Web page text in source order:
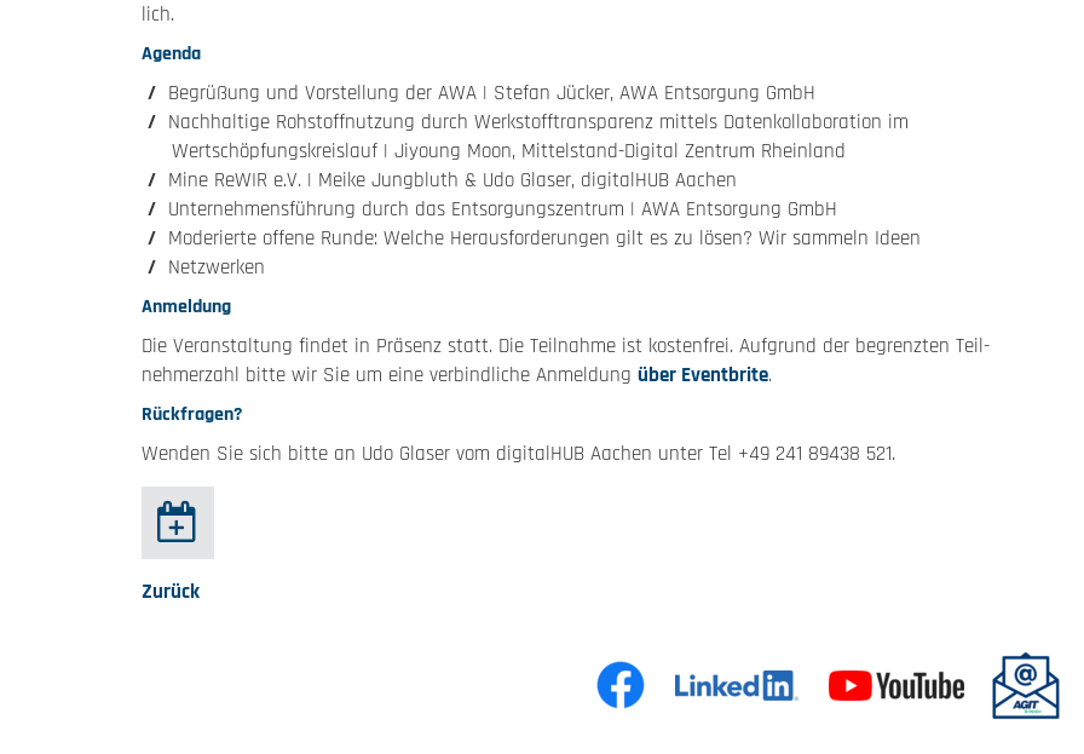
lich.
Agenda
Begrüßung und Vorstellung der AWA | Stefan Jücker, AWA Entsorgung GmbH
Nachhaltige Rohstoffnutzung durch Werkstofftransparenz mittels Datenkollaboration im
Wertschöpfungskreislauf | Jiyoung Moon, Mittelstand-Digital Zentrum Rheinland
Mine ReWIR e.V. | Meike Jungbluth & Udo Glaser, digitalHUB Aachen
Unternehmensführung durch das Entsorgungszentrum | AWA Entsorgung GmbH
Moderierte offene Runde: Welche Herausforderungen gilt es zu lösen? Wir sammeln Ideen
Netzwerken
Anmeldung
Die Veranstaltung findet in Präsenz statt. Die Teilnahme ist kostenfrei. Aufgrund der begrenzten Teil­
neh­mer­zahl bitte wir Sie um eine verbind­liche Anmeldung über Eventbrite.
Rückfragen?
Wenden Sie sich bitte an Udo Glaser vom digitalHUB Aachen unter Tel +49 241 89438 521.
Zurück